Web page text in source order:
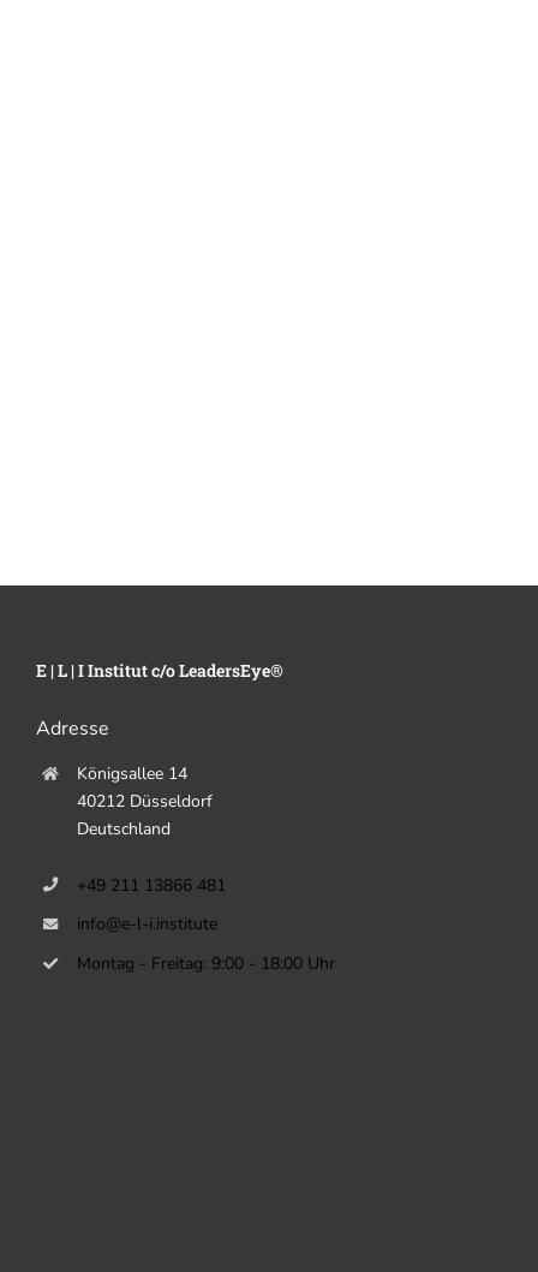
E | L | I Institut c/o LeadersEye®
Adresse
Königsallee 14
40212 Düsseldorf
Deutschland
+49 211 13866 481
info@e-l-i.institute
Montag - Freitag: 9:00 - 18:00 Uhr